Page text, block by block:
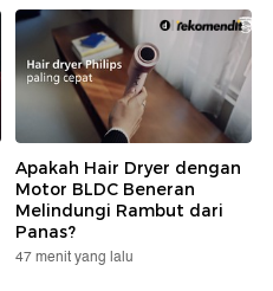
Apakah Hair Dryer dengan
Motor BLDC Beneran
Melindungi Rambut dari
Panas?
47 menit yang lalu